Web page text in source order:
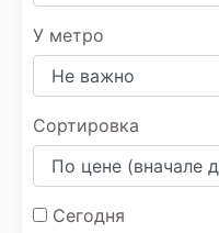
У метро
Сортировка
Сегодня